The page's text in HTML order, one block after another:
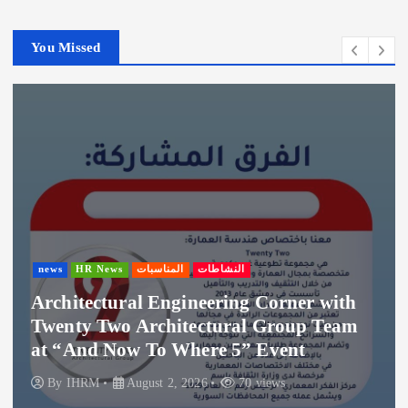
You Missed
news HR News المناسبات النشاطات
Architectural Engineering Corner with
Twenty Two Architectural Group Team
at “And Now To Where 5” Event
By IHRM August 2, 2026 70 views